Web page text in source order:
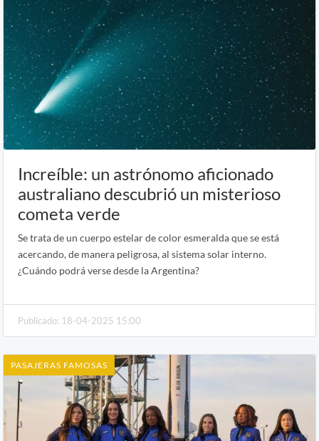
Increíble: un astrónomo aficionado
australiano descubrió un misterioso
cometa verde
Se trata de un cuerpo estelar de color esmeralda que se está
acercando, de manera peligrosa, al sistema solar interno.
¿Cuándo podrá verse desde la Argentina?
Publicado: 18-04-2025 15:00
PASAJERAS FAMOSAS